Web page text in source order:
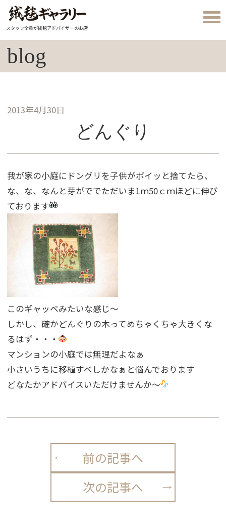
スタッフ全員が絨毯アドバイザーのお店
blog
2013年4月30日
どんぐり
我が家の小庭にドングリを子供がポイッと捨てたら、
な、な、なんと芽がででただいま1ｍ50ｃｍほどに伸び
ております
このギャッベみたいな感じ〜
しかし、確かどんぐりの木ってめちゃくちゃ大きくな
るはず・・・
マンションの小庭では無理だよなぁ
小さいうちに移植すべしかなぁと悩んでおります
どなたかアドバイスいただけませんか〜
前の記事へ
次の記事へ